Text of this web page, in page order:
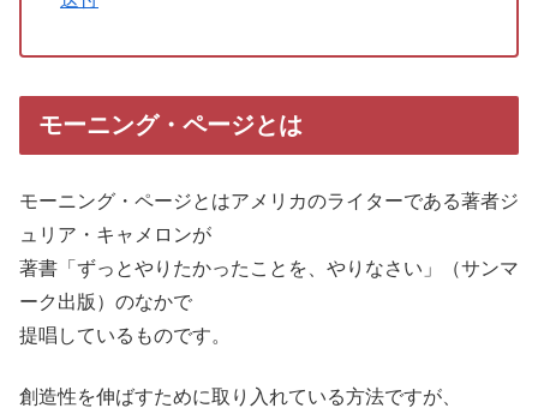
モーニング・ページとは
モーニング・ページとはアメリカのライターである著者ジ
ュリア・キャメロンが
著書「ずっとやりたかったことを、やりなさい」（サンマ
ーク出版）のなかで
提唱しているものです。
創造性を伸ばすために取り入れている方法ですが、